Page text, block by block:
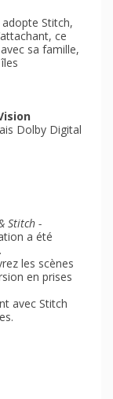
Stitch,
ce
sa famille,
Dolby Digital
Stitch -
a été
les scènes
en prises
avec Stitch